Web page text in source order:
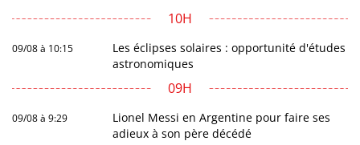
10H
09/08 à 10:15
Les éclipses solaires : opportunité d'études
astronomiques
09H
09/08 à 9:29
Lionel Messi en Argentine pour faire ses
adieux à son père décédé